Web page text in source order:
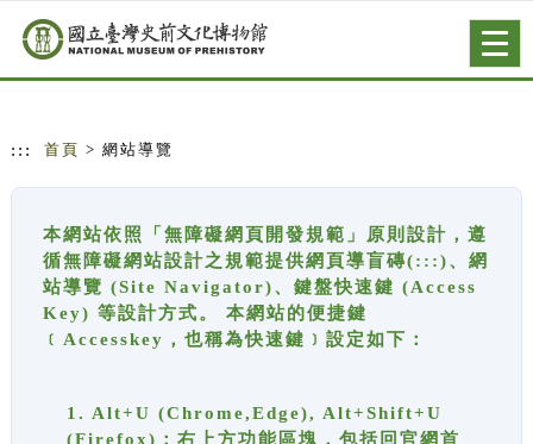
跳到主要內容
網站導覽
::: 首頁 > 網站導覽
本網站依照「無障礙網頁開發規範」原則設計，遵
循無障礙網站設計之規範提供網頁導盲磚(:::)、網
站導覽 (Site Navigator)、鍵盤快速鍵 (Access
Key) 等設計方式。 本網站的便捷鍵
﹝Accesskey，也稱為快速鍵﹞設定如下：
1. Alt+U (Chrome,Edge), Alt+Shift+U
(Firefox)：右上方功能區塊，包括回官網首